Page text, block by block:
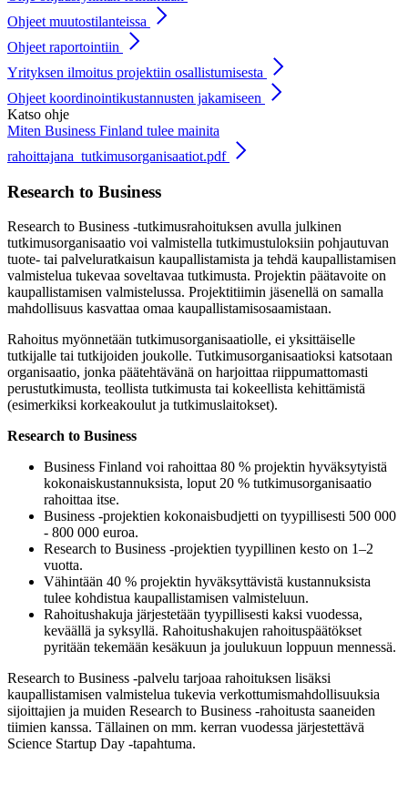
Ohjeet muutostilanteissa
Ohjeet raportointiin
Yrityksen ilmoitus projektiin osallistumisesta
Ohjeet koordinointikustannusten jakamiseen
Katso ohje
Miten Business Finland tulee mainita
rahoittajana_tutkimusorganisaatiot.pdf
Research to Business
Research to Business -tutkimusrahoituksen avulla julkinen
tutkimusorganisaatio voi valmistella tutkimustuloksiin pohjautuvan
tuote- tai palveluratkaisun kaupallistamista ja tehdä kaupallistamisen
valmistelua tukevaa soveltavaa tutkimusta. Projektin päätavoite on
kaupallistamisen valmistelussa. Projektitiimin jäsenellä on samalla
mahdollisuus kasvattaa omaa kaupallistamisosaamistaan.
Rahoitus myönnetään tutkimusorganisaatiolle, ei yksittäiselle
tutkijalle tai tutkijoiden joukolle. Tutkimusorganisaatioksi katsotaan
organisaatio, jonka päätehtävänä on harjoittaa riippumattomasti
perustutkimusta, teollista tutkimusta tai kokeellista kehittämistä
(esimerkiksi korkeakoulut ja tutkimuslaitokset).
Research to Business
Business Finland voi rahoittaa 80 % projektin hyväksytyistä
kokonaiskustannuksista, loput 20 % tutkimusorganisaatio
rahoittaa itse.
Business -projektien kokonaisbudjetti on tyypillisesti 500 000
- 800 000 euroa.
Research to Business -projektien tyypillinen kesto on 1–2
vuotta.
Vähintään 40 % projektin hyväksyttävistä kustannuksista
tulee kohdistua kaupallistamisen valmisteluun.
Rahoitushakuja järjestetään tyypillisesti kaksi vuodessa,
keväällä ja syksyllä. Rahoitushakujen rahoituspäätökset
pyritään tekemään kesäkuun ja joulukuun loppuun mennessä.
Research to Business -palvelu tarjoaa rahoituksen lisäksi
kaupallistamisen valmistelua tukevia verkottumismahdollisuuksia
sijoittajien ja muiden Research to Business -rahoitusta saaneiden
tiimien kanssa. Tällainen on mm. kerran vuodessa järjestettävä
Science Startup Day -tapahtuma.